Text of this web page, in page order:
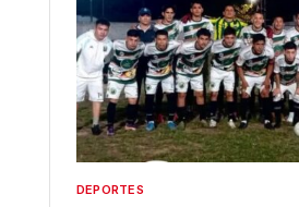
DEPORTES